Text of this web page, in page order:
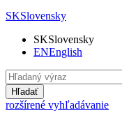
SKSlovensky
SKSlovensky
ENEnglish
Hľadať
rozšírené vyhľadávanie